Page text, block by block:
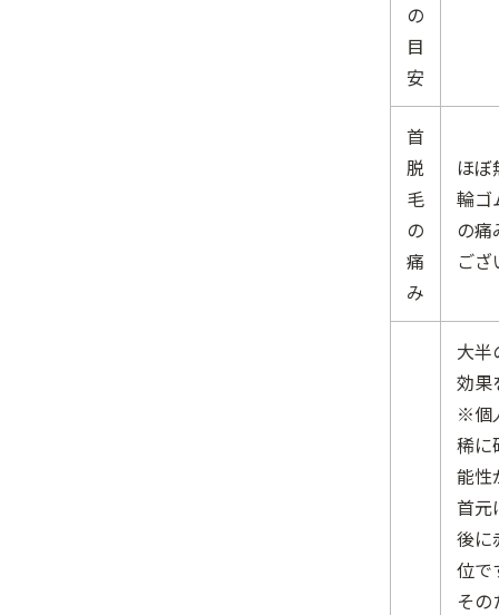
の
目
安
首
脱
毛
の
痛
み
ほぼ
輪ゴ
の痛
ござ
大半
効果
※個
稀に
能性
首元
後に
位で
そ